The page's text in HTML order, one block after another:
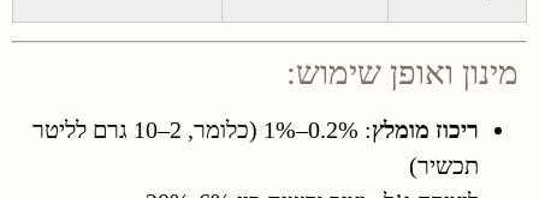
מינון ואופן שימוש:
ריכוז מומלץ
: 0.2%–1% (כלומר, 2–10 גרם לליטר
תכשיר)